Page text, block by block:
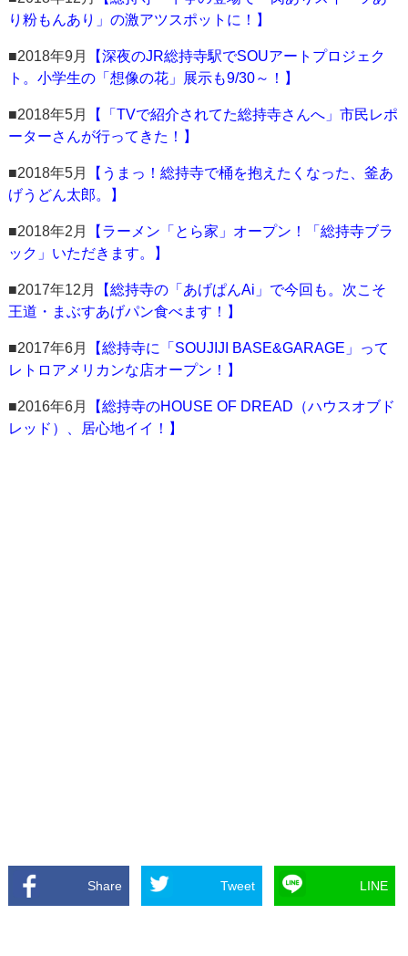
り粉もんあり」の激アツスポットに！】
■2018年9月
【深夜のJR総持寺駅でSOUアートプロジェク
ト。小学生の「想像の花」展示も9/30～！】
■2018年5月
【「TVで紹介されてた総持寺さんへ」市民レポ
ーターさんが行ってきた！】
■2018年5月
【うまっ！総持寺で桶を抱えたくなった、釜あ
げうどん太郎。】
■2018年2月
【ラーメン「とら家」オープン！「総持寺ブラ
ック」いただきます。】
■2017年12月
【総持寺の「あげぱんAi」で今回も。次こそ
王道・まぶすあげパン食べます！】
■2017年6月
【総持寺に「SOUJIJI BASE&GARAGE」って
レトロアメリカンな店オープン！】
■2016年6月
【総持寺のHOUSE OF DREAD（ハウスオブド
レッド）、居心地イイ！】
Share Tweet LINE